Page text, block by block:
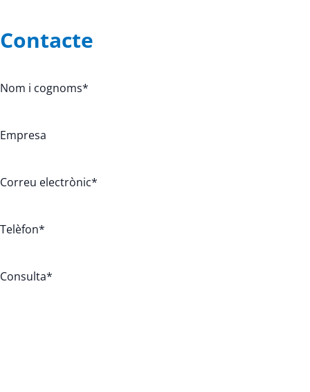
Contacte
Nom i cognoms*
Empresa
Correu electrònic*
Telèfon*
Consulta*